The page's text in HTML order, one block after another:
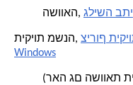
השוואה, ייחודיות
תיקיות משנה, סייר
Windows
רקורסיבית)